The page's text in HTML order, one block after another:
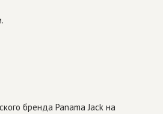
бренда Panama Jack на